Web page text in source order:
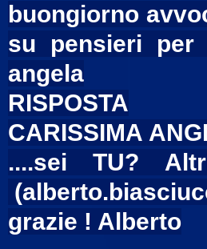
buongiorno
su pensieri per
angela
RISPOSTA
CARISSIMA
....sei TU?
grazie ! Alberto